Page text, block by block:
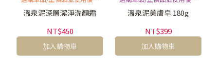
劵，請到溫泉泥系列選單加
優惠組將無法套用優惠劵
溫泉泥深層潔淨洗顏霜
NT$450
加入購物車
劵，請到溫泉泥系列選單加
優惠組將無法套用優惠劵
溫泉泥美膚皂 180g
NT$399
加入購物車